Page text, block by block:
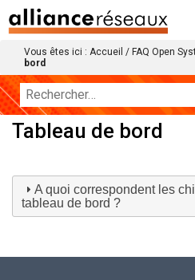
Vous êtes ici : Accueil / FAQ Open
bord
Tableau de bord
A quoi correspondent les
tableau de bord ?